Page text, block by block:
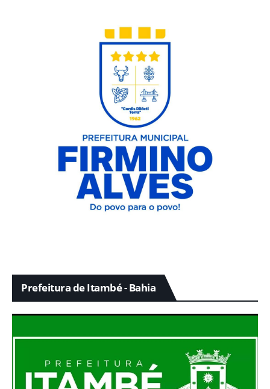
Prefeitura de Itambé - Bahia